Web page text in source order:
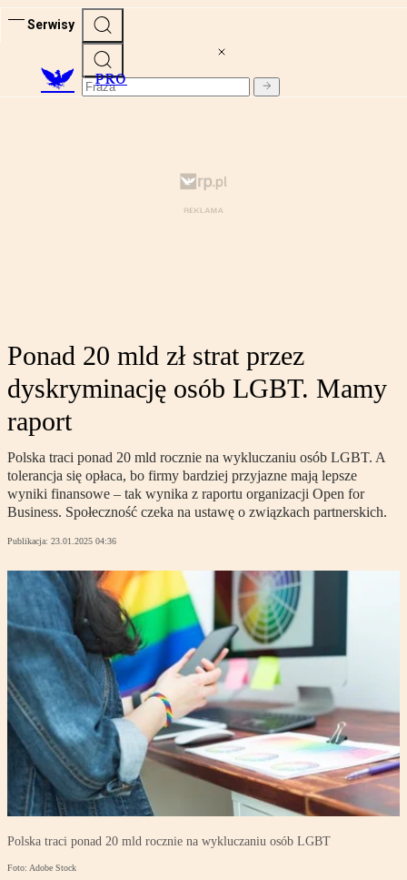
Serwisy
PRO
Ponad 20 mld zł strat przez
dyskryminację osób LGBT. Mamy
raport
Polska traci ponad 20 mld rocznie na wykluczaniu osób LGBT. A
tolerancja się opłaca, bo firmy bardziej przyjazne mają lepsze
wyniki finansowe – tak wynika z raportu organizacji Open for
Business. Społeczność czeka na ustawę o związkach partnerskich.
Publikacja: 23.01.2025 04:36
Polska traci ponad 20 mld rocznie na wykluczaniu osób LGBT
Foto: Adobe Stock